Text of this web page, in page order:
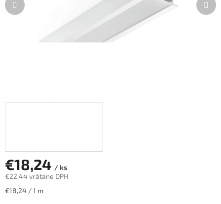
€18,24 / ks
€22,44 vrátane DPH
Jednotková
€18,24 / 1 m